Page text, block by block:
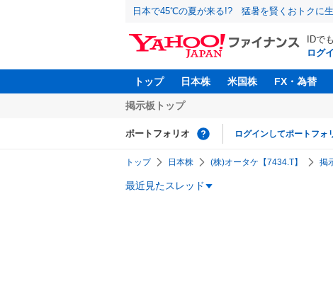
日本で45℃の夏が来る!? 猛暑を賢くおトクに
IDで
ログ
トップ 日本株 米国株 FX・為替
掲示板トップ
ポートフォリオ ログインしてポートフォ
トップ 日本株 (株)オータケ【7434.T】 掲
最近見たスレッド